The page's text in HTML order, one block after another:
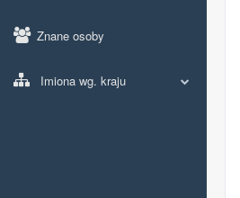
Znane osoby
Imiona wg. kraju